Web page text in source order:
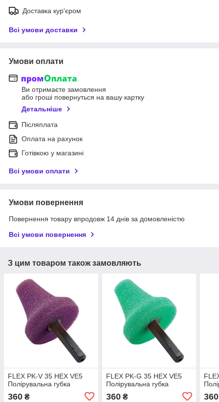
Доставка кур'єром
Всі умови доставки
Умови оплати
Ви отримаєте замовлення
або гроші повернуться на вашу картку
Детальніше
Післяплата
Оплата на рахунок
Готівкою у магазині
Всі умови оплати
Умови повернення
Повернення товару впродовж 14 днів за домовленістю
Всі умови повернення
З цим товаром також замовляють
FLEX PK-V 35 HEX VE5
Полірувальна губка
360 ₴
FLEX PK-G 35 HEX VE5
Полірувальна губка
360₴ 360